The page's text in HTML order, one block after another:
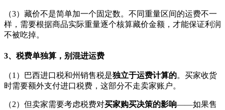
（3）藏价不是简单加一个固定数。不同重量区间的运费不一
样，需要根据商品实际重量逐个核算藏价金额，才能保证利润
不被吃掉。
3、税费单独算，别混进运费
（1）巴西进口税和州销售税是独立于运费计算的。买家收货
时需要额外支付进口税费，这部分不走卖家账户。
（2）但卖家需要考虑税费对买家购买决策的影响——如果售